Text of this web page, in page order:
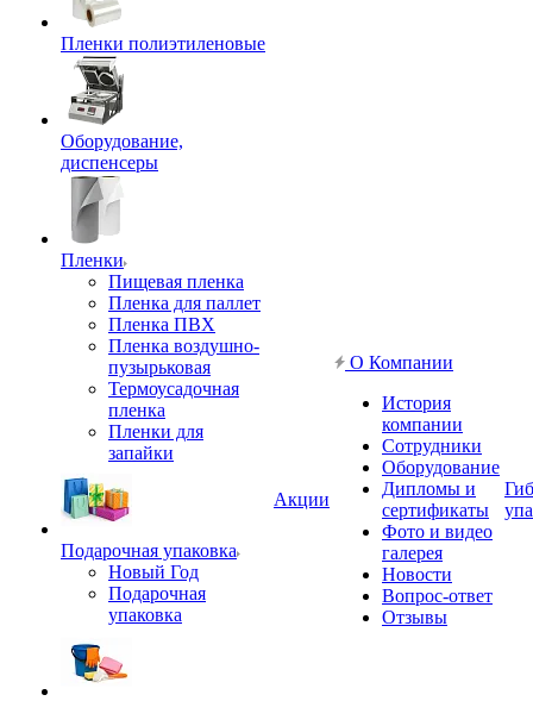
Пленки полиэтиленовые
Оборудование,
диспенсеры
Пленки
Пищевая пленка
Пленка для паллет
Пленка ПВХ
Пленка воздушно-
пузырьковая
Термоусадочная
пленка
Пленки для
запайки
Подарочная упаковка
Новый Год
Подарочная
упаковка
Акции
О Компании
История
компании
Сотрудники
Оборудование
Дипломы и
сертификаты
Фото и видео
галерея
Новости
Вопрос-ответ
Отзывы